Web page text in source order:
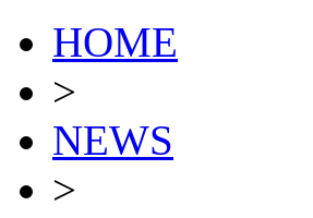
HOME
>
NEWS
>